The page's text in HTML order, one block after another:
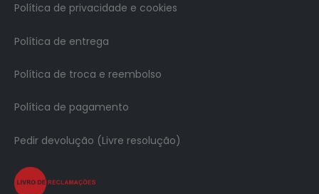
Política de privacidade e cookies
Política de entrega
Política de troca e reembolso
Política de pagamento
Pedir devolução (Livre resolução)